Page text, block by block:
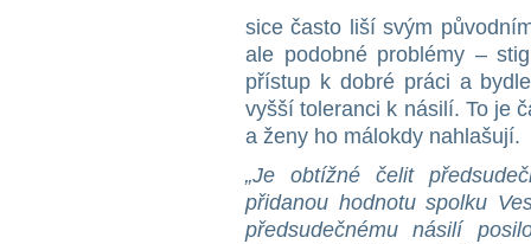
sice často liší svým
ale podobné problémy –
přístup k dobré práci a
vyšší toleranci k násilí. To je
a ženy ho málokdy nahlašují.
„Je obtížné čelit
přidanou hodnotu spolku
předsudečnému násilí